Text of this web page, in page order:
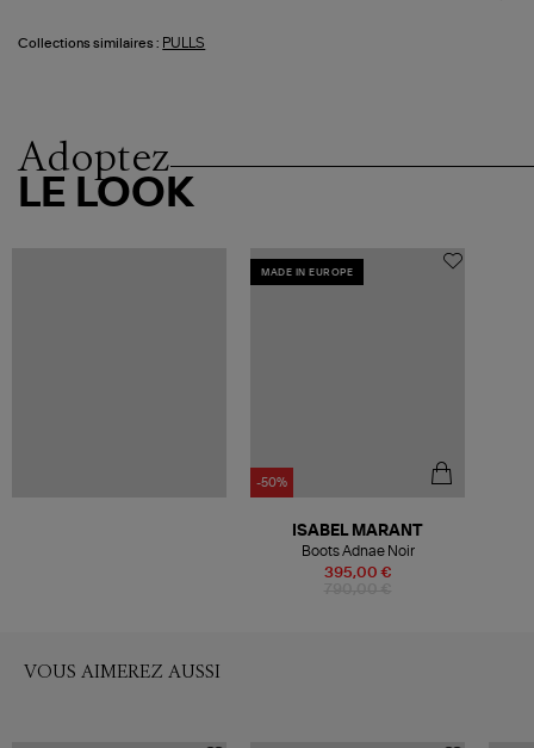
Collections similaires : PULLS
Adoptez
LE LOOK
MADE IN EUROPE
-50%
395,00 €
ISABEL MARANT
Boots Adnae Noir
VOUS AIMEREZ AUSSI